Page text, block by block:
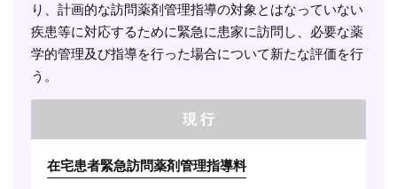
り、計画的な訪問薬剤管理指導の対象とはなっていない
疾患等に対応するために緊急に患家に訪問し、必要な薬
学的管理及び指導を行った場合について新たな評価を行
う。
現 行
在宅患者緊急訪問薬剤管理指導料